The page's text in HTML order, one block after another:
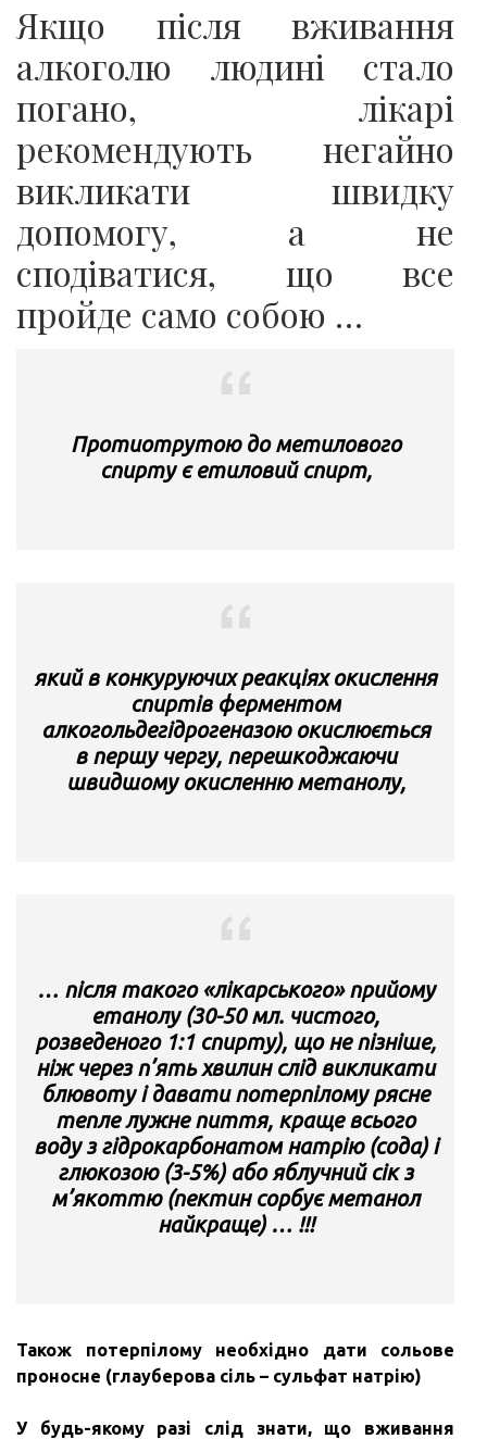
Якщо після вживання
алкоголю людині стало
погано, лікарі
рекомендують негайно
викликати швидку
допомогу, а не
сподіватися, що все
пройде само собою …
Протиотрутою до метилового
спирту є етиловий спирт,
який в конкуруючих реакціях окислення
спиртів ферментом
алкогольдегідрогеназою окислюється
в першу чергу, перешкоджаючи
швидшому окисленню метанолу,
… після такого «лікарського» прийому
етанолу (30-50 мл. чистого,
розведеного 1:1 спирту), що не пізніше,
ніж через п’ять хвилин слід викликати
блювоту і давати потерпілому рясне
тепле лужне пиття, краще всього
воду з гідрокарбонатом натрію (сода) і
глюкозою (3-5%) або яблучний сік з
м’якоттю (пектин сорбує метанол
найкраще) … !!!
Також потерпілому необхідно дати сольове
проносне (глауберова сіль – сульфат натрію)
У будь-якому разі слід знати, що вживання